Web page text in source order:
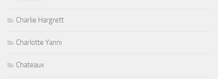
Charlie Hargrett
Charlotte Yanni
Chateaux